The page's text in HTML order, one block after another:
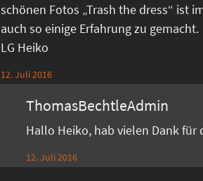
schönen Fotos „Trash the dress“ ist
auch so einige Erfahrung zu gemacht.
LG Heiko
12. Juli 2016
ThomasBechtleAdmin
Hallo Heiko, hab vielen Dank für
12. Juli 2016